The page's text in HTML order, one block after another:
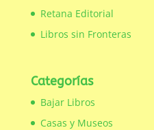
Retana Editorial
Libros sin Fronteras
Categorías
Bajar Libros
Casas y Museos